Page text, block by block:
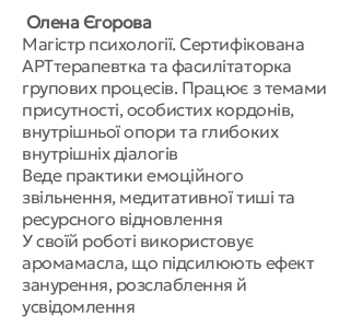
Олена Єгорова
Магістр психології. Сертифікована
АРТтерапевтка та фасилітаторка
групових процесів. Працює з темами
присутності, особистих кордонів,
внутрішньої опори та глибоких
внутрішніх діалогів
Веде практики емоційного
звільнення, медитативної тиші та
ресурсного відновлення
У своїй роботі використовує
аромамасла, що підсилюють ефект
занурення, розслаблення й
усвідомлення